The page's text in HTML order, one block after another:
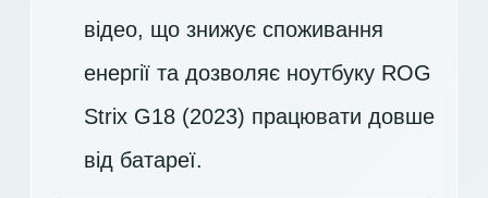
відео, що знижує споживання
енергії та дозволяє ноутбуку ROG
Strix G18 (2023) працювати довше
від батареї.